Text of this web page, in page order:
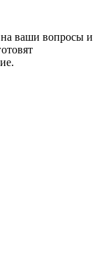
ваши вопросы и